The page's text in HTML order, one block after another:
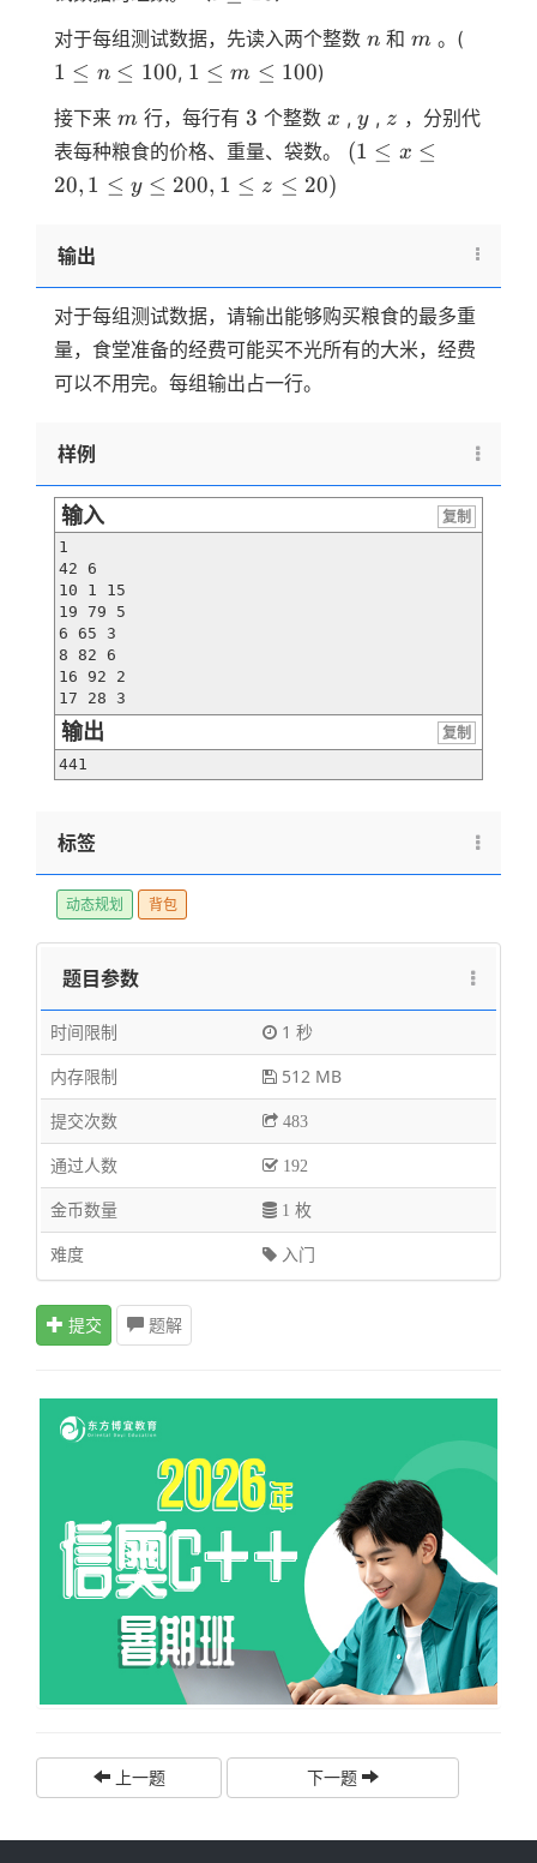
10）
对于每组测试数据，先读入两个整数 n
n 和 m
m 。(
\le
1 ≤ n ≤ 100, 1
m
\le
100
1 ≤ m ≤ 100)
接下来 m
m 行，每行有 3
3 个整数 x
x , y
y, z
z ，分别代
表每种粮食的价格、重量、袋数。 (1 \le
200,1
\le z
\le
(1 ≤ x ≤
20, 1 ≤ y ≤ 200, 1 ≤ z ≤ 20)
输出
对于每组测试数据，请输出能够购买粮食的最多重
量，食堂准备的经费可能买不光所有的大米，经费
可以不用完。每组输出占一行。
样例
输入
复制
1
42 6
10 1 15
19 79 5
6 65 3
8 82 6
16 92 2
17 28 3
输出
复制
441
标签
动态规划 背包
题目参数
时间限制
1 秒
内存限制
512 MB
提交次数
483
通过人数 192
金币数量 1 枚
难度 入门
提交 题解
上一题 下一题